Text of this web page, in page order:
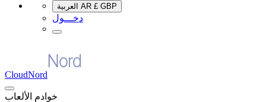
العربية AR £ GBP
دخـــول
CloudNord
خوادم الألعاب